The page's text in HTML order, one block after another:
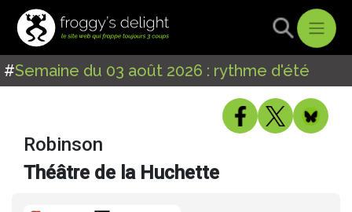
#Semaine du 03 août 2026 : rythme d'été
Robinson
Théâtre de la Huchette